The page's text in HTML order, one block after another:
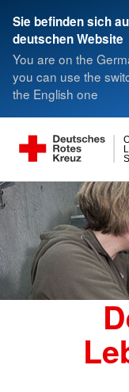
Sie befinden sich
deutschen Website
You are on the
you can use the
the English one